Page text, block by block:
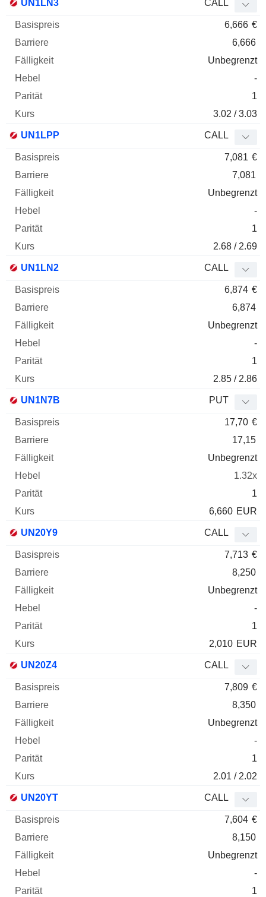
UN1LN3 CALL
6,666 €
6,666
Unbegrenzt
-
1
3.02 / 3.03
UN1LPP CALL
7,081 €
7,081
Unbegrenzt
-
1
2.68 / 2.69
UN1LN2 CALL
6,874 €
6,874
Unbegrenzt
-
1
2.85 / 2.86
UN1N7B PUT
17,70 €
17,15
Unbegrenzt
1.32x
1
6,660 EUR
UN20Y9 CALL
7,713 €
8,250
Unbegrenzt
-
1
2,010 EUR
UN20Z4 CALL
7,809 €
8,350
Unbegrenzt
-
1
2.01 / 2.02
UN20YT CALL
7,604 €
8,150
Unbegrenzt
-
1